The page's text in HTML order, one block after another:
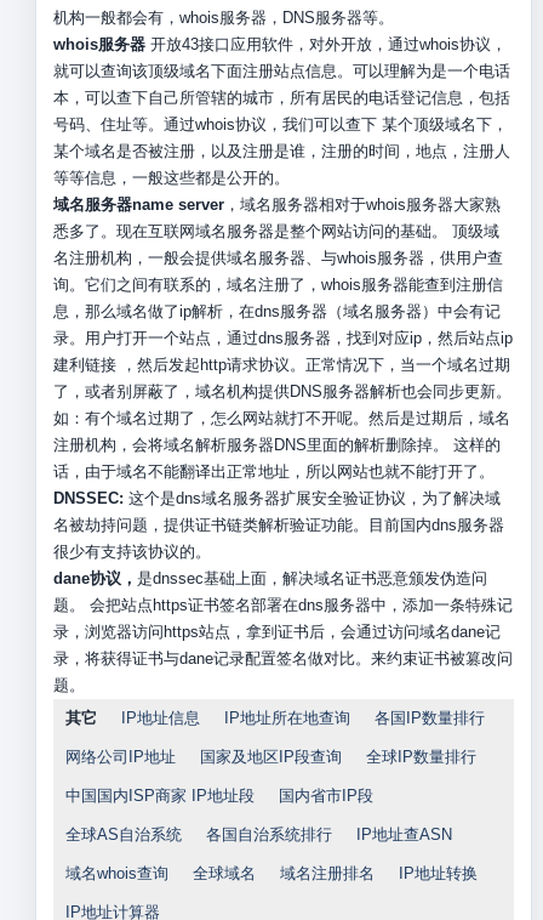
机构一般都会有，whois服务器，DNS服务器等。
whois服务器开放43接口应用软件，对外开放，通过whois协议，
就可以查询该顶级域名下面注册站点信息。可以理解为是一个电话
本，可以查下自己所管辖的城市，所有居民的电话登记信息，包括
号码、住址等。通过whois协议，我们可以查下 某个顶级域名下，
某个域名是否被注册，以及注册是谁，注册的时间，地点，注册人
等等信息，一般这些都是公开的。
域名服务器name server，域名服务器相对于whois服务器大家熟
悉多了。现在互联网域名服务器是整个网站访问的基础。 顶级域
名注册机构，一般会提供域名服务器、与whois服务器，供用户查
询。它们之间有联系的，域名注册了，whois服务器能查到注册信
息，那么域名做了ip解析，在dns服务器（域名服务器）中会有记
录。用户打开一个站点，通过dns服务器，找到对应ip，然后站点ip
建利链接 ，然后发起http请求协议。正常情况下，当一个域名过期
了，或者别屏蔽了，域名机构提供DNS服务器解析也会同步更新。
如：有个域名过期了，怎么网站就打不开呢。然后是过期后，域名
注册机构，会将域名解析服务器DNS里面的解析删除掉。 这样的
话，由于域名不能翻译出正常地址，所以网站也就不能打开了。
DNSSEC: 这个是dns域名服务器扩展安全验证协议，为了解决域
名被劫持问题，提供证书链类解析验证功能。目前国内dns服务器
很少有支持该协议的。
dane协议， 是dnssec基础上面，解决域名证书恶意颁发伪造问
题。 会把站点https证书签名部署在dns服务器中，添加一条特殊记
录，浏览器访问https站点，拿到证书后，会通过访问域名dane记
录，将获得证书与dane记录配置签名做对比。来约束证书被篡改问
题。
其它
IP地址信息 IP地址所在地查询 各国IP数量排行
网络公司IP地址 国家及地区IP段查询 全球IP数量排行
中国国内ISP商家 IP地址段 国内省市IP段
全球AS自治系统 各国自治系统排行 IP地址查ASN
域名whois查询 全球域名 域名注册排名 IP地址转换
IP地址计算器